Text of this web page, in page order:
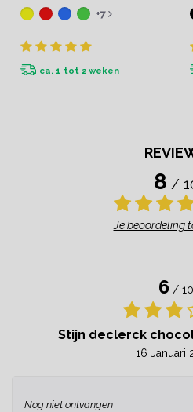
+7
ca. 1 tot 2 weken
8 /
Je beoordeling
6 / 10
Stijn declerck
16 Januari
Nog niet ontvangen